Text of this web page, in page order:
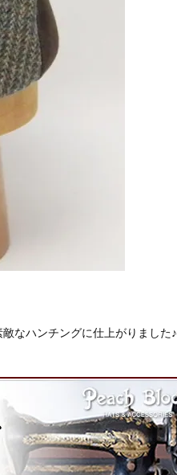
なハンチングに仕上がりました♪